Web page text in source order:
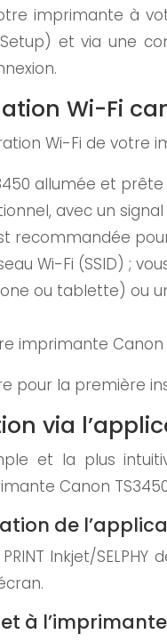
imprimante à
et via une
Wi-Fi
Wi-Fi de votre
allumée et prête
avec un
recommandée
Wi-Fi (SSID) ;
ou tablette) ou
imprimante
pour la première
via
et la plus
Canon
de
Inkjet/
à l’imprimante